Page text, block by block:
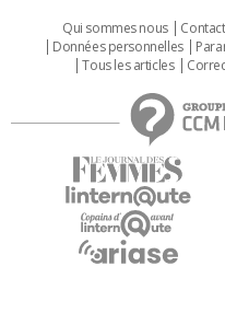
Qui sommes nous Contact
Données personnelles
Tous les articles